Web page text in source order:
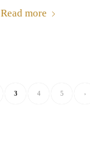
Read more
3 4 5 ›